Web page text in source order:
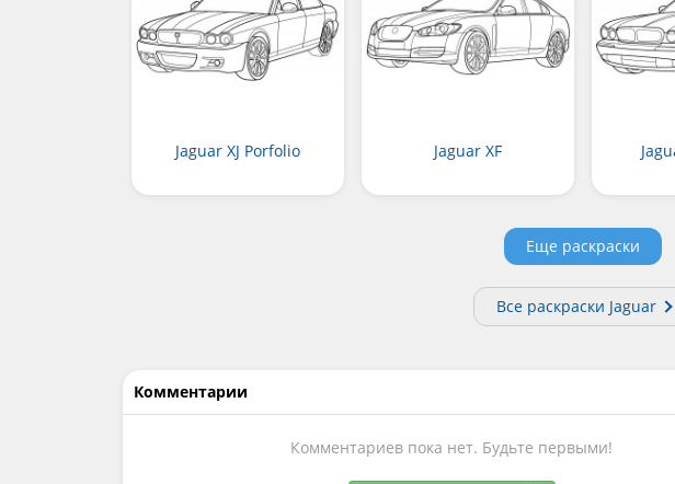
Jaguar XJ Porfolio Jaguar XF
Еще раскраски
Все раскраски Jaguar
Комментарии
Комментариев пока нет. Будьте первыми!